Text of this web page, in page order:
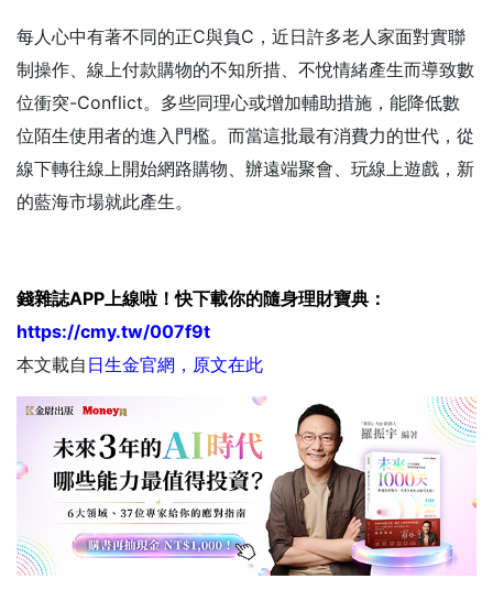
每人心中有著不同的正C與負C，近日許多老人家面對實聯
制操作、線上付款購物的不知所措、不悅情緒產生而導致數
位衝突-Conflict。多些同理心或增加輔助措施，能降低數
位陌生使用者的進入門檻。而當這批最有消費力的世代，從
線下轉往線上開始網路購物、辦遠端聚會、玩線上遊戲，新
的藍海市場就此產生。
錢雜誌APP上線啦！快下載你的隨身理財寶典：
https://cmy.tw/007f9t
本文載自 日生金官網 ， 原文在此